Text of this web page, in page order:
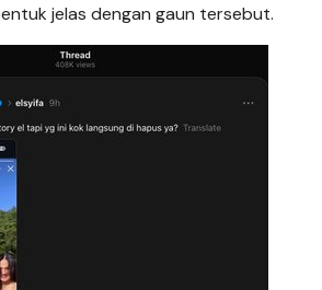
jelas dengan gaun tersebut.